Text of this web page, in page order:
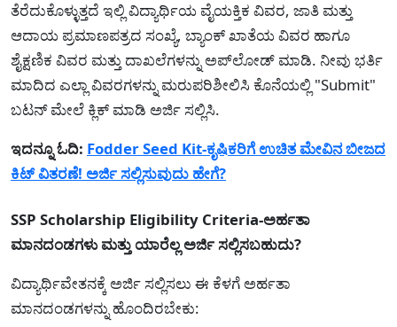
ತೆರೆದುಕೊಳ್ಳುತ್ತದೆ ಇಲ್ಲಿ ವಿದ್ಯಾರ್ಥಿಯ ವೈಯಕ್ತಿಕ ವಿವರ, ಜಾತಿ ಮತ್ತು
ಆದಾಯ ಪ್ರಮಾಣಪತ್ರದ ಸಂಖ್ಯೆ, ಬ್ಯಾಂಕ್ ಖಾತೆಯ ವಿವರ ಹಾಗೂ
ಶೈಕ್ಷಣಿಕ ವಿವರ ಮತ್ತು ದಾಖಲೆಗಳನ್ನು ಅಪ್‌ಲೋಡ್ ಮಾಡಿ. ನೀವು ಭರ್ತಿ
ಮಾದಿದ ಎಲ್ಲಾ ವಿವರಗಳನ್ನು ಮರುಪರಿಶೀಲಿಸಿ ಕೊನೆಯಲ್ಲಿ "Submit"
ಬಟನ್ ಮೇಲೆ ಕ್ಲಿಕ್ ಮಾಡಿ ಅರ್ಜಿ ಸಲ್ಲಿಸಿ.
ಇದನ್ನೂ ಓದಿ: Fodder Seed Kit-ಕೃಷಿಕರಿಗೆ ಉಚಿತ ಮೇವಿನ ಬೀಜದ
ಕಿಟ್ ವಿತರಣೆ! ಅರ್ಜಿ ಸಲ್ಲಿಸುವುದು ಹೇಗೆ?
SSP Scholarship Eligibility Criteria-ಅರ್ಹತಾ
ಮಾನದಂಡಗಳು ಮತ್ತು ಯಾರೆಲ್ಲ ಅರ್ಜಿ ಸಲ್ಲಿಸಬಹುದು?
ವಿದ್ಯಾರ್ಥಿವೇತನಕ್ಕೆ ಅರ್ಜಿ ಸಲ್ಲಿಸಲು ಈ ಕೆಳಗೆ ಅರ್ಹತಾ
ಮಾನದಂಡಗಳನ್ನು ಹೊಂದಿರಬೇಕು: